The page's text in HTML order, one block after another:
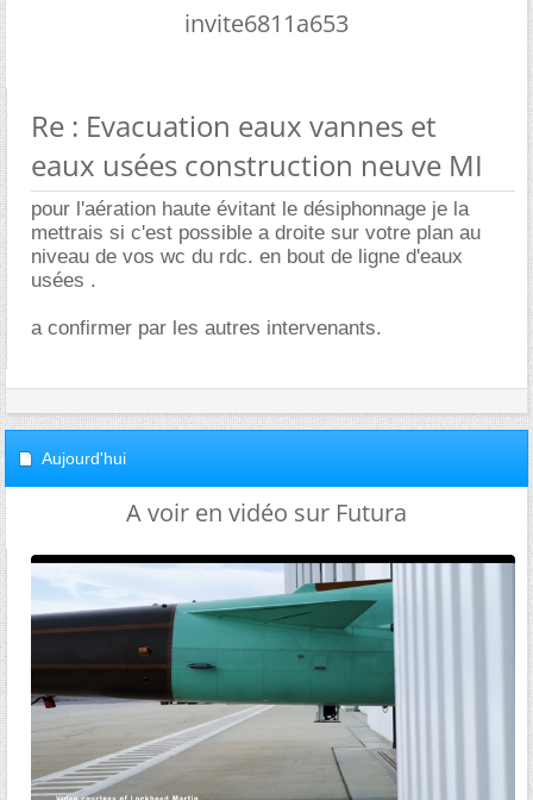
invite6811a653
Re : Evacuation eaux vannes et
eaux usées construction neuve MI
pour l'aération haute évitant le désiphonnage je la
mettrais si c'est possible a droite sur votre plan au
niveau de vos wc du rdc. en bout de ligne d'eaux
usées .
a confirmer par les autres intervenants.
Aujourd'hui
A voir en vidéo sur Futura